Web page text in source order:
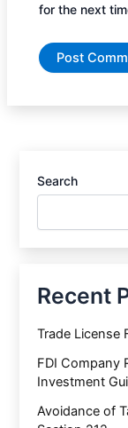
for the next
Search
Recent
Trade License
FDI Company
Investment
Avoidance of